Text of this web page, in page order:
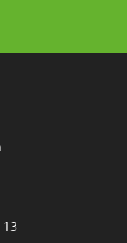
13